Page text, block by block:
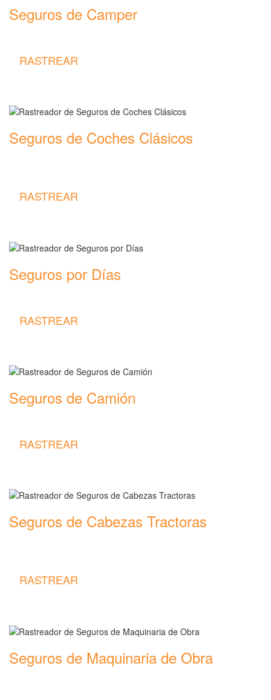
Seguros de Camper
RASTREAR
Seguros de Coches Clásicos
RASTREAR
Seguros por Días
RASTREAR
Seguros de Camión
RASTREAR
Seguros de Cabezas Tractoras
RASTREAR
Seguros de Maquinaria de Obra